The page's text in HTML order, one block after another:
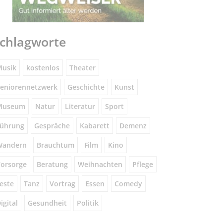
kostenlos Theater
Geschichte Kunst
Natur Literatur Sport
Gespräche Kabarett Demenz
Brauchtum Film Kino
Beratung Weihnachten Pflege
Tanz Vortrag Essen Comedy
Gesundheit Politik